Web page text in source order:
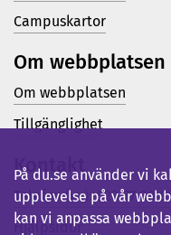
Campuskartor
Om webbplatsen
Om webbplatsen
Tillgänglighet
Kontakt
Telefon (vx): 023-77 80
Hjälpsidor
På du.se använder vi
upplevelse på vår
kan vi anpassa